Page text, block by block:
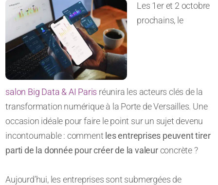
Les 1er et 2 octobre
prochains, le
salon Big Data & AI Paris réunira les acteurs clés de la
transformation numérique à la Porte de Versailles. Une
occasion idéale pour faire le point sur un sujet devenu
incontournable : comment les entreprises peuvent tirer
parti de la donnée pour créer de la valeurconcrète ?
Aujourd’hui, les entreprises sont submergées de